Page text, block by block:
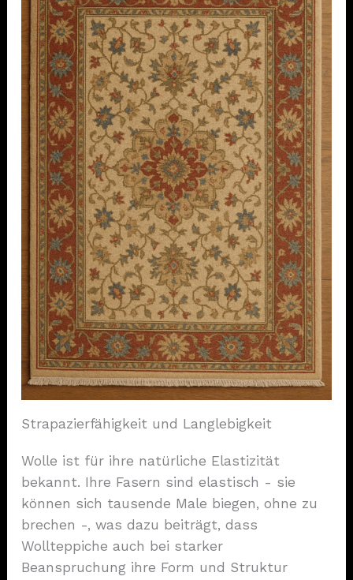
Strapazierfähigkeit und Langlebigkeit
Wolle ist für ihre natürliche Elastizität
bekannt. Ihre Fasern sind elastisch - sie
können sich tausende Male biegen, ohne zu
brechen -, was dazu beiträgt, dass
Wollteppiche auch bei starker
Beanspruchung ihre Form und Struktur